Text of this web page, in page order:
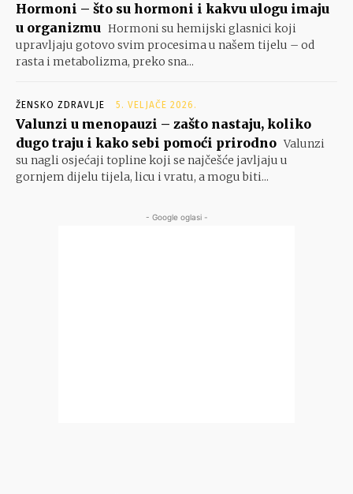
Hormoni – što su hormoni i kakvu ulogu imaju
u organizmu Hormoni su hemijski glasnici koji
upravljaju gotovo svim procesima u našem tijelu – od
rasta i metabolizma, preko sna...
ŽENSKO ZDRAVLJE 5. VELJAČE 2026.
Valunzi u menopauzi – zašto nastaju, koliko
dugo traju i kako sebi pomoći prirodno Valunzi
su nagli osjećaji topline koji se najčešće javljaju u
gornjem dijelu tijela, licu i vratu, a mogu biti...
- Google oglasi -